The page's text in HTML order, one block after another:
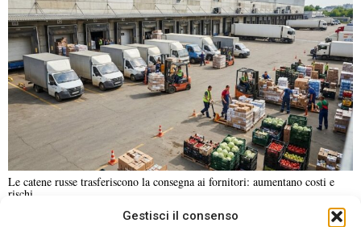
Gestisci il consenso
Le catene russe trasferiscono la consegna ai fornitori: aumentano costi e
rischi